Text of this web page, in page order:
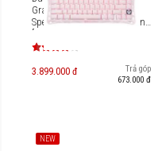
Gravastar Mercury K1
Special Edition - Sakura Pink
[GS K1_P_PNK]
3.899.000 đ
Trả góp
673.000 đ
NEW